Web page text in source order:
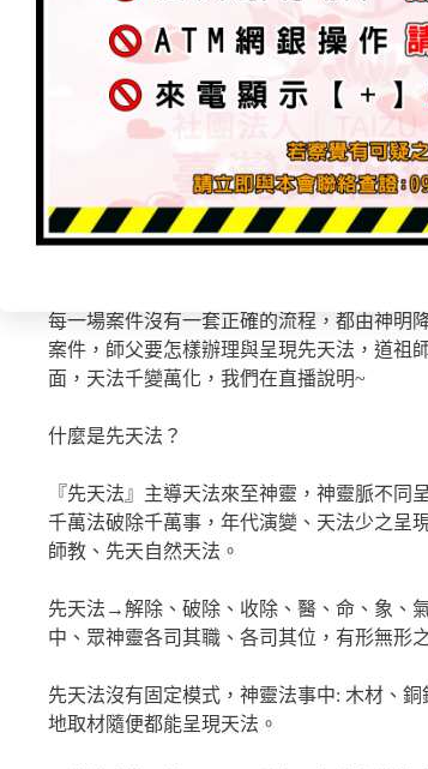
主題：神聖勤務．淨化勘輿
總務師兄與啟順師兄合作分享
記得分享～按讚，多多支持鼓勵
師父【先天法】由三清道祖所傳法，先天靈
祖師尊不同的法事、符法去化解、道法千萬
每一場案件沒有一套正確的流程，都由神明
案件，師父要怎樣辦理與呈現先天法，道祖
面，天法千變萬化，我們在直播說明~
什麼是先天法？
『先天法』主導天法來至神靈，神靈脈不同
千萬法破除千萬事，年代演變、天法少之呈
師教、先天自然天法。
先天法→解除、破除、收除、醫、命、象、
中、眾神靈各司其職、各司其位，有形無形
先天法沒有固定模式，神靈法事中: 木材、
地取材隨便都能呈現天法。